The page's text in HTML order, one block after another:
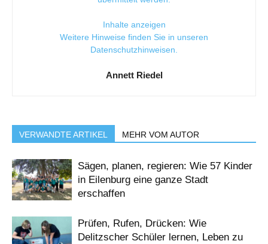
Inhalte anzeigen
Weitere Hinweise finden Sie in unseren
Datenschutzhinweisen.
Annett Riedel
VERWANDTE ARTIKEL MEHR VOM AUTOR
Sägen, planen, regieren: Wie 57 Kinder
in Eilenburg eine ganze Stadt
erschaffen
Prüfen, Rufen, Drücken: Wie
Delitzscher Schüler lernen, Leben zu